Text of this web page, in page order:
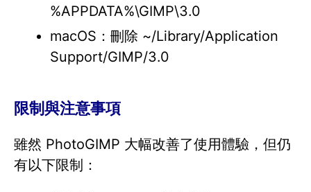
%APPDATA%\GIMP\3.0
macOS：刪除 ~/Library/Application
Support/GIMP/3.0
限制與注意事項
雖然 PhotoGIMP 大幅改善了使用體驗，但仍
有以下限制：